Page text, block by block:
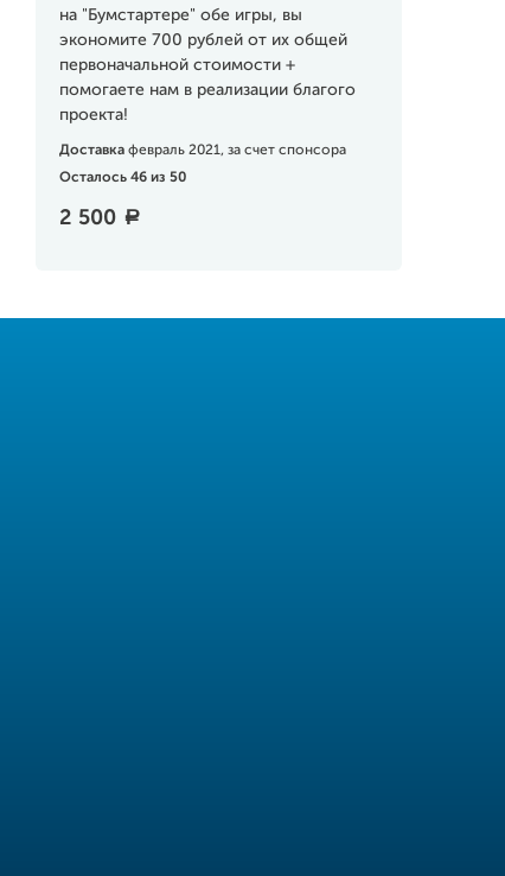
на "Бумстартере" обе игры, вы
экономите 700 рублей от их общей
первоначальной стоимости +
помогаете нам в реализации благого
проекта!
Доставка февраль 2021, за счет спонсора
Осталось 46 из 50
2 500 a